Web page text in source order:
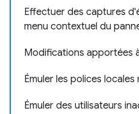
Effectuer des captures
menu contextuel du
Modifications apportées
Émuler les polices locales
Émuler des utilisateurs